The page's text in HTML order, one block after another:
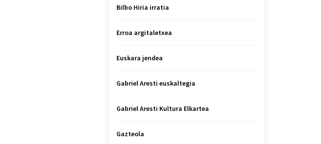
Bilbo Hiria irratia
Erroa argitaletxea
Euskara jendea
Gabriel Aresti euskaltegia
Gabriel Aresti Kultura Elkartea
Gazteola